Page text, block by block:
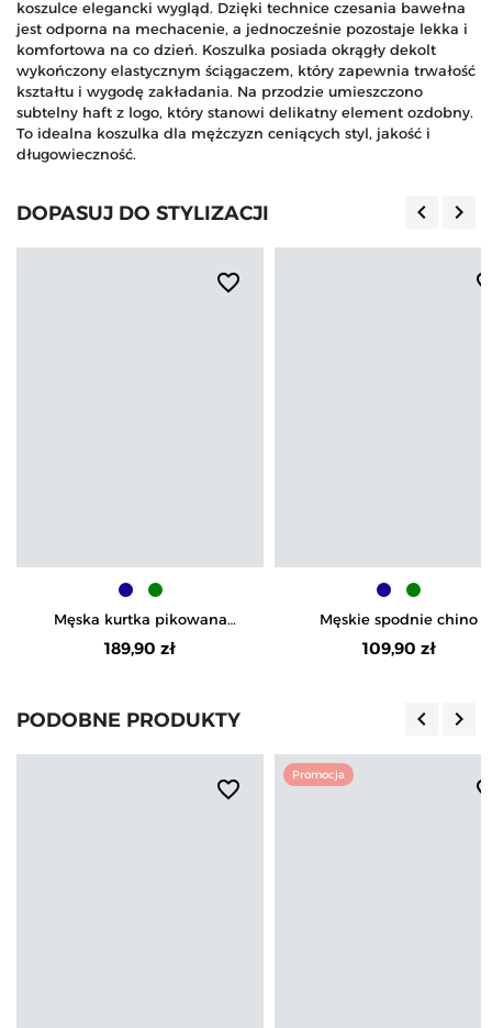
koszulce elegancki wygląd. Dzięki technice czesania bawełna
jest odporna na mechacenie, a jednocześnie pozostaje lekka i
komfortowa na co dzień. Koszulka posiada okrągły dekolt
wykończony elastycznym ściągaczem, który zapewnia trwałość
kształtu i wygodę zakładania. Na przodzie umieszczono
subtelny haft z logo, który stanowi delikatny element ozdobny.
To idealna koszulka dla mężczyzn ceniących styl, jakość i
długowieczność.
DOPASUJ DO STYLIZACJI keyboard_arrow_left keyboard_arrow_right
favorite_border
Męska kurtka pikowana
bomberka
189,90 zł
Męskie spodnie chino
109,90 zł
PODOBNE PRODUKTY keyboard_arrow_left keyboard_arrow_right
favorite_border
Promocja